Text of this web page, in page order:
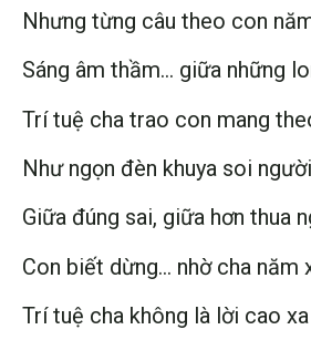
Nhưng từng câu theo con
Sáng âm thầm… giữa những
Trí tuệ cha trao con mang
Như ngọn đèn khuya soi
Giữa đúng sai, giữa hơn thua
Con biết dừng… nhờ cha năm
Trí tuệ cha không là lời cao xa